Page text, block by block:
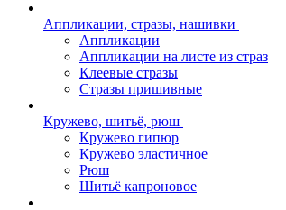
Аппликации, стразы, нашивки
Аппликации
Аппликации на листе из страз
Клеевые стразы
Стразы пришивные
Кружево, шитьё, рюш
Кружево гипюр
Кружево эластичное
Рюш
Шитьё капроновое